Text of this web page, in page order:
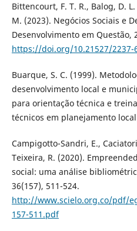
Bittencourt, F. T. R., Balog, D.
M. (2023). Negócios Sociais e
Desenvolvimento em Questão,
https://doi.org/10.21527/2237-
Buarque, S. C. (1999).
desenvolvimento local e
para orientação técnica e
técnicos em planejamento
Campigotto-Sandri, E.,
Teixeira, R. (2020).
social: uma análise
36(157), 511-524.
http://www.scielo.org.co/pdf/
157-511.pdf